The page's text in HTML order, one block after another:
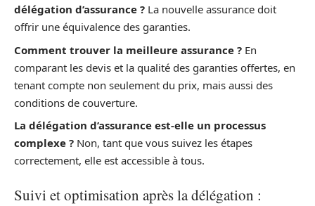
délégation d’assurance ? La nouvelle assurance doit
offrir une équivalence des garanties.
Comment trouver la meilleure assurance ? En
comparant les devis et la qualité des garanties offertes, en
tenant compte non seulement du prix, mais aussi des
conditions de couverture.
La délégation d’assurance est-elle un processus
complexe ? Non, tant que vous suivez les étapes
correctement, elle est accessible à tous.
Suivi et optimisation après la délégation :